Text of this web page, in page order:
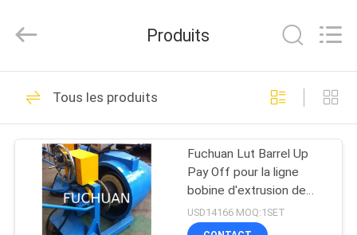
ACCUEIL
PRODUITS
VIDÉOS
Electrical
All
Reserved.
Câblage cuivre liant
la machine
124
Produits
Tous les produits
Fuchuan Lut Barrel Up
Pay Off pour la ligne
bobine d'extrusion de
800mm
USD14166 MOQ:1SET